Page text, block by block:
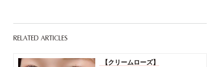
RELATED ARTICLES
【クリームローズ】